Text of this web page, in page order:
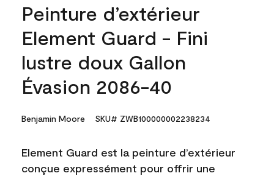
Peinture d’extérieur
Element Guard - Fini
lustre doux Gallon
Évasion 2086-40
Benjamin Moore SKU# ZWB100000002238234
Element Guard est la peinture d’extérieur
conçue expressément pour offrir une